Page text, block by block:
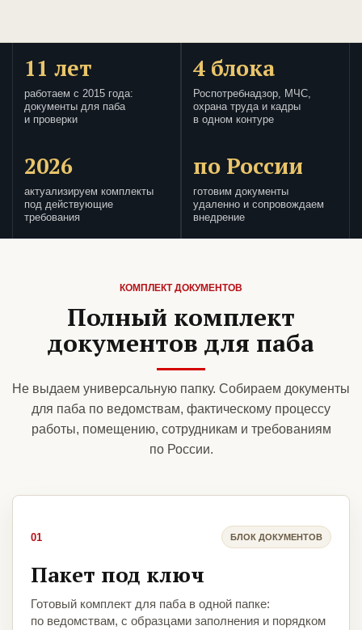
11 лет
работаем с 2015 года:
документы для паба
и проверки
4 блока
Роспотребнадзор, МЧС,
охрана труда и кадры
в одном контуре
2026
актуализируем комплекты
под действующие
требования
по России
готовим документы
удаленно и сопровождаем
внедрение
КОМПЛЕКТ ДОКУМЕНТОВ
Полный комплект
документов для паба
Не выдаем универсальную папку. Собираем документы
для паба по ведомствам, фактическому процессу
работы, помещению, сотрудникам и требованиям
по России.
01 БЛОК ДОКУМЕНТОВ
Пакет под ключ
Готовый комплект для паба в одной папке:
по ведомствам, с образцами заполнения и порядком